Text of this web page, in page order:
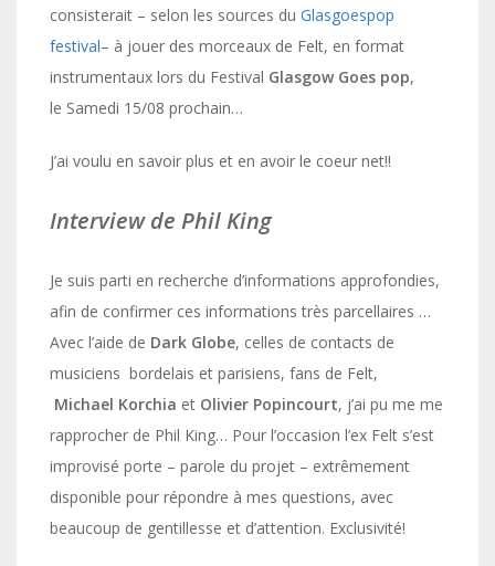
consisterait – selon les sources du Glasgoespop
festival– à jouer des morceaux de Felt, en format
instrumentaux lors du Festival Glasgow Goes pop,
le Samedi 15/08 prochain…
J’ai voulu en savoir plus et en avoir le coeur net!!
Interview de Phil King
Je suis parti en recherche d’informations approfondies,
afin de confirmer ces informations très parcellaires …
Avec l’aide de Dark Globe, celles de contacts de
musiciens bordelais et parisiens, fans de Felt,
Michael Korchia et Olivier Popincourt, j’ai pu me me
rapprocher de Phil King… Pour l’occasion l’ex Felt s’est
improvisé porte – parole du projet – extrêmement
disponible pour répondre à mes questions, avec
beaucoup de gentillesse et d’attention. Exclusivité!